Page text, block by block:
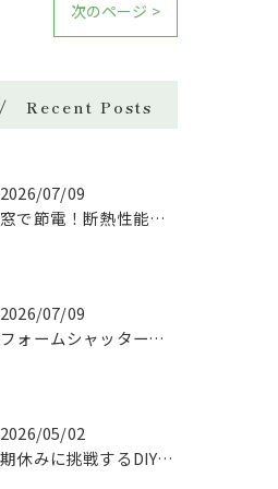
次のページ >
Recent Posts
2026/07/09
内窓で節電！断熱性能と補助金活用法
2026/07/09
リフォームシャッターで叶える台風対策の効果的方法
2026/05/02
長期休みに挑戦するDIYリフォームの極意